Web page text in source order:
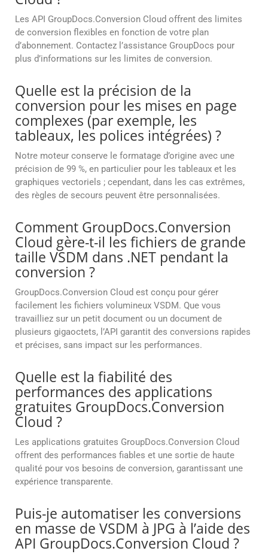
Les API GroupDocs.Conversion Cloud offrent des limites
de conversion flexibles en fonction de votre plan
d’abonnement. Contactez l’assistance GroupDocs pour
plus d’informations sur les limites de conversion.
Quelle est la précision de la
conversion pour les mises en page
complexes (par exemple, les
tableaux, les polices intégrées) ?
Notre moteur conserve le formatage d’origine avec une
précision de 99 %, en particulier pour les tableaux et les
graphiques vectoriels ; cependant, dans les cas extrêmes,
des règles de secours peuvent être personnalisées.
Comment GroupDocs.Conversion
Cloud gère-t-il les fichiers de grande
taille VSDM dans .NET pendant la
conversion ?
GroupDocs.Conversion Cloud est conçu pour gérer
facilement les fichiers volumineux VSDM. Que vous
travailliez sur un petit document ou un document de
plusieurs gigaoctets, l’API garantit des conversions rapides
et précises, sans impact sur les performances.
Quelle est la fiabilité des
performances des applications
gratuites GroupDocs.Conversion
Cloud ?
Les applications gratuites GroupDocs.Conversion Cloud
offrent des performances fiables et une sortie de haute
qualité pour vos besoins de conversion, garantissant une
expérience transparente.
Puis-je automatiser les conversions
en masse de VSDM à JPG à l’aide des
API GroupDocs.Conversion Cloud ?